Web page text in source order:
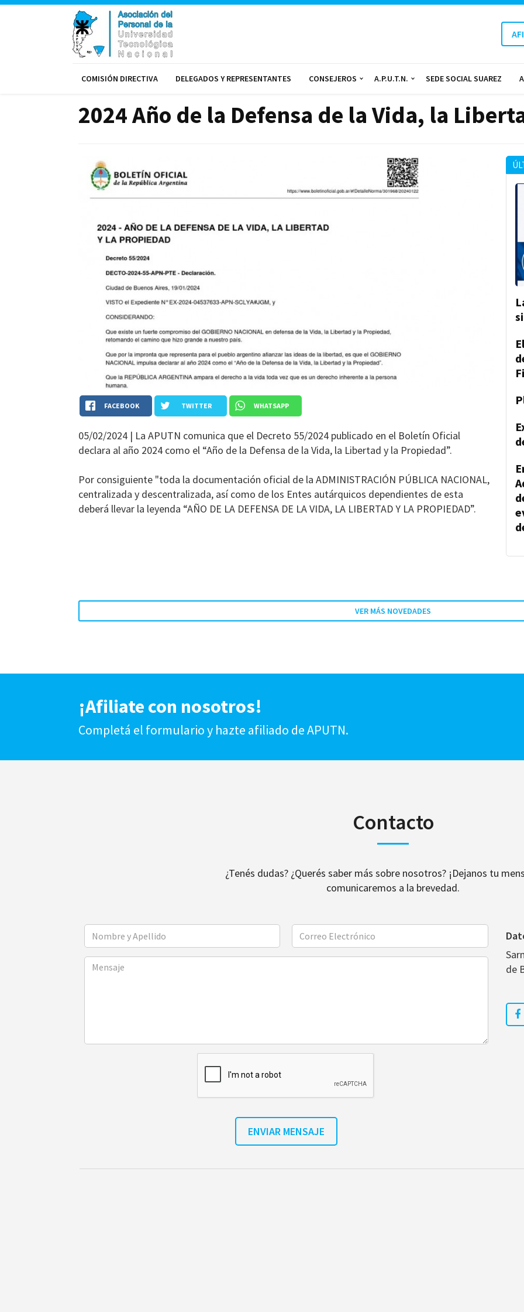
COMISIÓN DIRECTIVA DELEGADOS Y REPRESENTANTES CONSEJEROS A.P.U.T.N. SEDE SOCIAL SUAREZ
2024 Año de la Defensa de la Vida, la
FACEBOOK TWITTER WHATSAPP
05/02/2024 | La APUTN comunica que el Decreto 55/2024 publicado en el Boletín Oficial
declara al año 2024 como el “Año de la Defensa de la Vida, la Libertad y la Propiedad”.
Por consiguiente "toda la documentación oficial de la ADMINISTRACIÓN PÚBLICA NACIONAL,
centralizada y descentralizada, así como de los Entes autárquicos dependientes de esta
deberá llevar la leyenda “AÑO DE LA DEFENSA DE LA VIDA, LA LIBERTAD Y LA PROPIEDAD”.
VER MÁS NOVEDADES
¡Afiliate con nosotros!
Completá el formulario y hazte afiliado de APUTN.
Contacto
¿Tenés dudas? ¿Querés saber más sobre nosotros? ¡Dejanos tu
comunicaremos a la brevedad.
de